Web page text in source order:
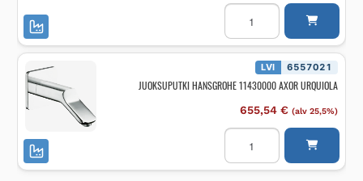
Amme-/suihkuhana
AXOR
AXOR
ShowerSolutions
PINTAOSAT
DN15/KROMI
LVI 6557021
JUOKSUPUTKI HANSGROHE 11430000 AXOR URQUIOLA
655,54 € (alv 25,5%)
JUOKSUPUTKI
HANSGROHE
11430000
AXOR